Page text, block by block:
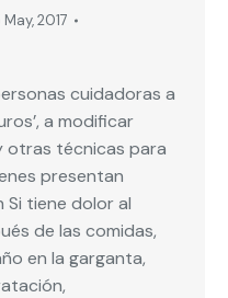
May, 2017
cuidadoras a
a modificar
otras técnicas para
presentan
Si tiene dolor al
de las comidas,
en la garganta,